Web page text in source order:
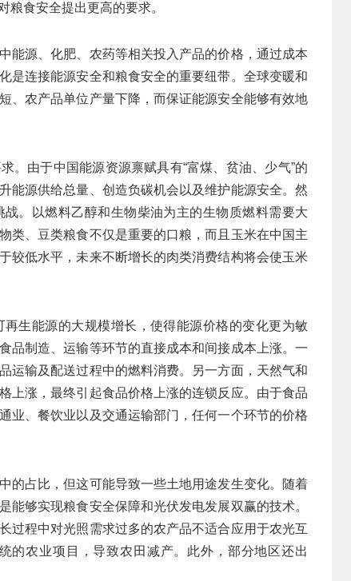
粮食安全提出更高的要求。
能源、化肥、农药等相关投入产品的价格，通过成本
是连接能源安全和粮食安全的重要纽带。全球变暖和
、农产品单位产量下降，而保证能源安全能够有效地
。由于中国能源资源禀赋具有“富煤、贫油、少气”的
能源供给总量、创造负碳机会以及维护能源安全。然
。以燃料乙醇和生物柴油为主的生物质燃料需要大
类、豆类粮食不仅是重要的口粮，而且玉米在中国主
较低水平，未来不断增长的肉类消费结构将会使玉米
生能源的大规模增长，使得能源价格的变化更为敏
品制造、运输等环节的直接成本和间接成本上涨。一
运输及配送过程中的燃料消费。另一方面，天然气和
上涨，最终引起食品价格上涨的连锁反应。由于食品
业、餐饮业以及交通运输部门，任何一个环节的价格
的占比，但这可能导致一些土地用途发生变化。随着
够实现粮食安全保障和光伏发电发展双赢的技术。
过程中对光照需求过多的农产品不适合应用于农光互
的农业项目，导致农田减产。此外，部分地区还出